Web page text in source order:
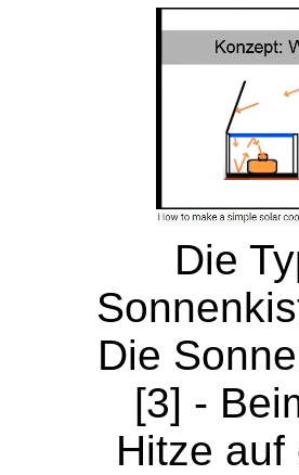
Die
Die
[3] -
Hitze